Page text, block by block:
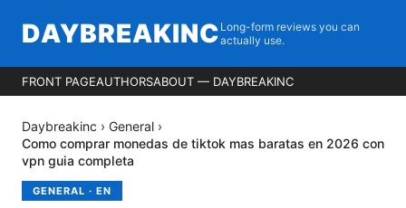
DAYBREAKINC Long-form reviews you can
actually use.
FRONT PAGEAUTHORSABOUT — DAYBREAKINC
Daybreakinc › General ›
Como comprar monedas de tiktok mas baratas en 2026 con
vpn guia completa
GENERAL · EN